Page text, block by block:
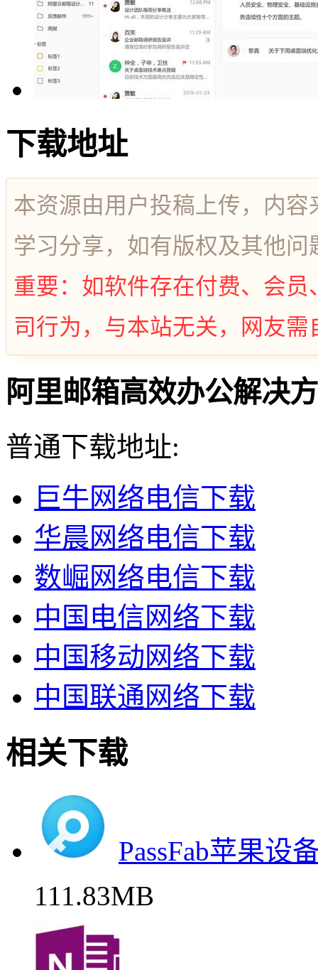
下载地址
本资源由用户投稿上传，内
学习分享，如有版权及其他
重要：如软件存在付费、会
司行为，与本站无关，网友需
阿里邮箱高效办公解决
普通下载地址:
巨牛网络电信下载
华晨网络电信下载
数崛网络电信下载
中国电信网络下载
中国移动网络下载
中国联通网络下载
相关下载
PassFab苹果设
111.83MB